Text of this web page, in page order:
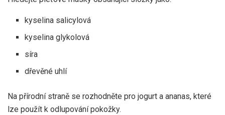
kyselina salicylová
kyselina glykolová
síra
dřevěné uhlí
Na přírodní straně se rozhodněte pro jogurt a ananas, které
lze použít k odlupování pokožky.